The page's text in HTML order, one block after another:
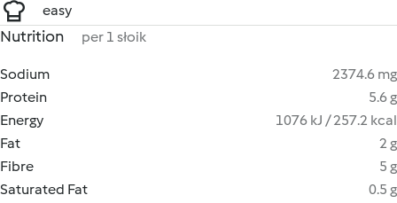
easy
Nutrition per 1 słoik
Sodium
2374.6 mg
Protein
5.6 g
Energy
1076 kJ / 257.2 kcal
Fat
2 g
Fibre
5 g
Saturated Fat
0.5 g